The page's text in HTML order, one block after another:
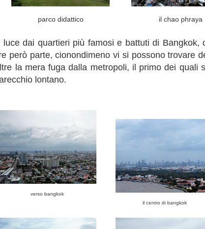
il chao phraya
parco didattico
dai quartieri più famosi e battuti di Bangkok,
però parte, cionondimeno vi si possono trovare
la mera fuga dalla metropoli, il primo dei quali
lontano.
verso bangkok
il centro di bangkok